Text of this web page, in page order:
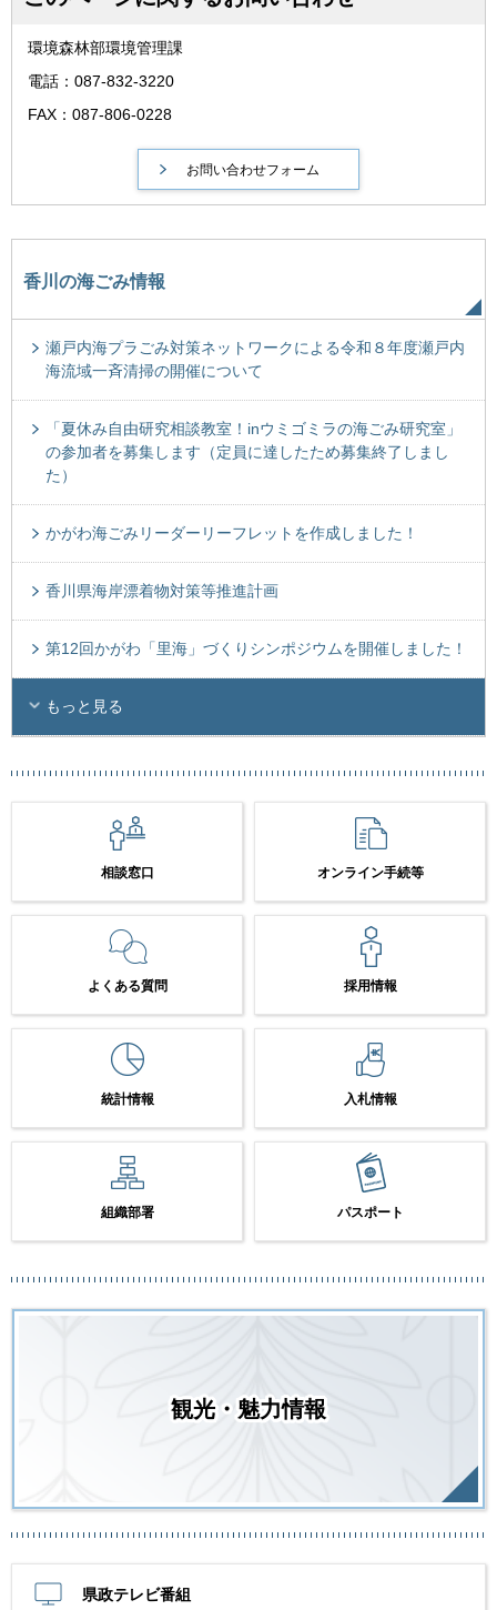
環境森林部環境管理課
電話：087-832-3220
FAX：087-806-0228
香川の海ごみ情報
瀬戸内海プラごみ対策ネットワークによる令和８年度瀬戸内
海流域一斉清掃の開催について
「夏休み自由研究相談教室！inウミゴミラの海ごみ研究室」
の参加者を募集します（定員に達したため募集終了しまし
た）
かがわ海ごみリーダーリーフレットを作成しました！
香川県海岸漂着物対策等推進計画
第12回かがわ「里海」づくりシンポジウムを開催しました！
もっと見る
相談窓口 オンライン手続等
よくある質問 採用情報
統計情報 入札情報
組織部署 パスポート
観光・魅力情報
県政テレビ番組